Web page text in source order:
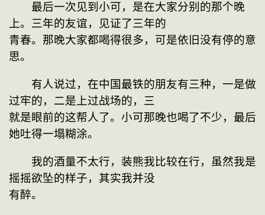
最后一次见到小可，是在大家分别的那个晚
上。三年的友谊，见证了三年的
青春。那晚大家都喝得很多，可是依旧没有停的意
思。
有人说过，在中国最铁的朋友有三种，一是做
过牢的，二是上过战场的，三
就是眼前的这帮人了。小可那晚也喝了不少，最后
她吐得一塌糊涂。
我的酒量不太行，装熊我比较在行，虽然我是
摇摇欲坠的样子，其实我并没
有醉。